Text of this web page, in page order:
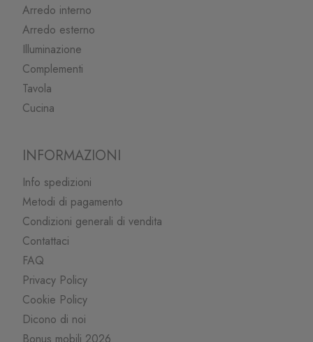
Arredo interno
Arredo esterno
Illuminazione
Complementi
Tavola
Cucina
INFORMAZIONI
Info spedizioni
Metodi di pagamento
Condizioni generali di vendita
Contattaci
FAQ
Privacy Policy
Cookie Policy
Dicono di noi